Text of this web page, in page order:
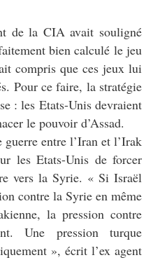
de la CIA avait souligné
bien calculé le jeu
compris que ces jeux lui
Pour ce faire, la stratégie
: les Etats-Unis devraient
le pouvoir d’Assad.
entre l’Iran et l’Irak
les Etats-Unis de forcer
vers la Syrie. « Si Israël
contre la Syrie en même
la pression contre
Une pression turque
», écrit l’ex agent